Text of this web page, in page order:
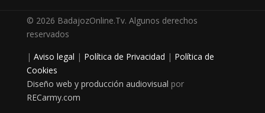
© 2026 BadajozOnline.Tv. Algunos derechos
reservados
| Aviso legal | Política de Privacidad | Política de
Cookies
Diseño web y producción audiovisual por
RECarmy.com